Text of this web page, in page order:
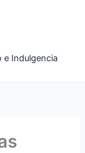
e Indulgencia